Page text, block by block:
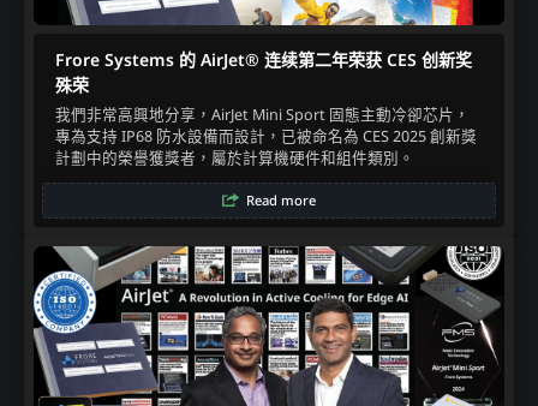
Frore Systems 的 AirJet® 连续第二年荣获 CES 创新奖
殊荣
我們非常高興地分享，AirJet Mini Sport 固態主動冷卻芯片，
專為支持 IP68 防水設備而設計，已被命名為 CES 2025 創新獎
計劃中的榮譽獲獎者，屬於計算機硬件和組件類別。
Read more